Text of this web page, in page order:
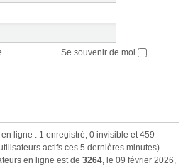
Se souvenir de moi
ligne : 1 enregistré, 0 invisible et 459
actifs ces 5 dernières minutes)
en ligne est de 3264, le 09 février 2026,